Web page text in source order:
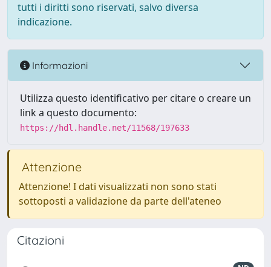
tutti i diritti sono riservati, salvo diversa
indicazione.
Informazioni
Utilizza questo identificativo per citare o creare un
link a questo documento:
https://hdl.handle.net/11568/197633
Attenzione
Attenzione! I dati visualizzati non sono stati
sottoposti a validazione da parte dell'ateneo
Citazioni